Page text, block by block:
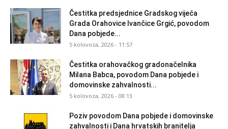
Čestitka predsjednice Gradskog vijeća
Grada Orahovice Ivančice Grgić, povodom
Dana pobjede...
5 kolovoza, 2026 - 11:57
Čestitka orahovačkog gradonačelnika
Milana Babca, povodom Dana pobjede i
domovinske zahvalnosti...
5 kolovoza, 2026 - 08:13
Poziv povodom Dana pobjede i domovinske
zahvalnosti i Dana hrvatskih branitelja